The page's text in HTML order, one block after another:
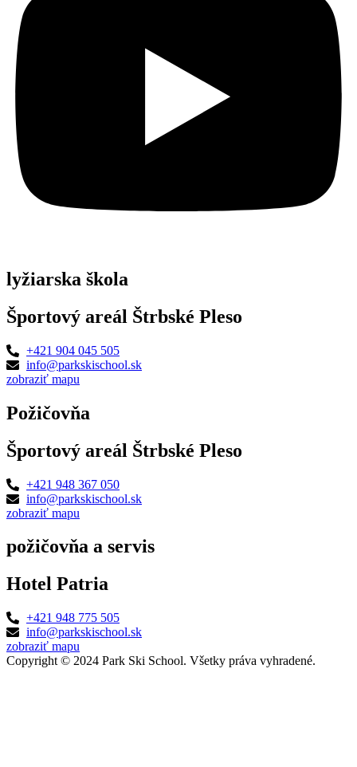
lyžiarska škola
Športový areál Štrbské Pleso
+421 904 045 505
info@parkskischool.sk
zobraziť mapu
Požičovňa
Športový areál Štrbské Pleso
+421 948 367 050
info@parkskischool.sk
zobraziť mapu
požičovňa a servis
Hotel Patria
+421 948 775 505
info@parkskischool.sk
zobraziť mapu
Copyright © 2024 Park Ski School. Všetky práva vyhradené.